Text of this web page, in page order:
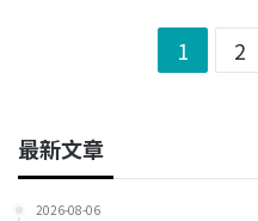
1 2
最新文章
2026-08-06